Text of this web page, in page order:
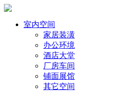
室内空间
家居装潢
办公环境
酒店大堂
厂房车间
铺面展馆
其它空间